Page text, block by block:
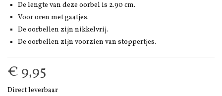
De lengte van deze oorbel is 2.90 cm.
Voor oren met gaatjes.
De oorbellen zijn nikkelvrij.
De oorbellen zijn voorzien van stoppertjes.
€ 9,95
Direct leverbaar